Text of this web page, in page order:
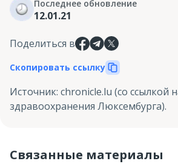
Последнее обновление
12.01.21
Поделиться в
Скопировать ссылку
Источник: chronicle.lu (со ссылкой
здравоохранения Люксембурга).
Связанные материалы